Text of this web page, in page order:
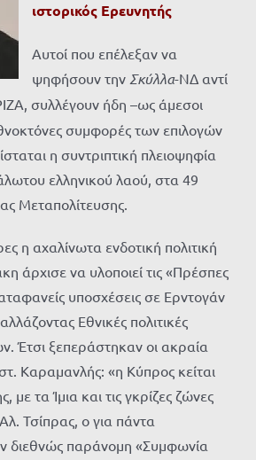
ιστορικός Ερευνητής
Αυτοί που επέλεξαν να
ψηφήσουν την Σκύλλα-ΝΔ αντί
συλλέγουν ήδη –ως άμεσοι
συμφορές των επιλογών
η συντριπτική πλειοψηφία
ελληνικού λαού, στα 49
Μεταπολίτευσης.
η αχαλίνωτα ενδοτική πολιτική
άρχισε να υλοποιεί τις «Πρέσπες
υποσχέσεις σε Ερντογάν
Εθνικές πολιτικές
Έτσι ξεπεράστηκαν οι ακραία
Καραμανλής: «η Κύπρος κείται
με τα Ίμια και τις γκρίζες ζώνες
Τσίπρας, ο για πάντα
διεθνώς παράνομη «Συμφωνία